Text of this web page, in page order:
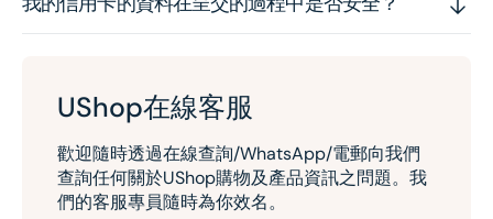
UShop在線客服
歡迎隨時透過在線查詢/WhatsApp/電郵向我們
查詢任何關於UShop購物及產品資訊之問題。我
們的客服專員隨時為你效名。